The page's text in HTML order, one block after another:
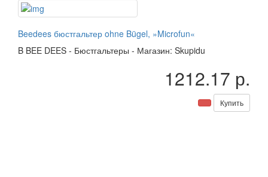
Beedees бюстгальтер ohne Bügel, »Microfun«
B BEE DEES - Бюстгальтеры - Магазин: Skupidu
1212.17 р.
Купить